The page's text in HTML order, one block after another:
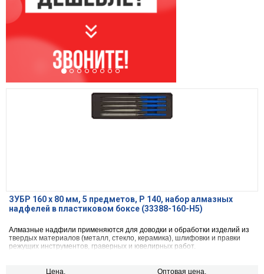
ЗУБР 160 х 80 мм, 5 предметов, P 140, набор алмазных
надфелей в пластиковом боксе (33388-160-H5)
Алмазные надфили применяются для доводки и обработки изделий из
твердых материалов (металл, стекло, керамика), шлифовки и правки
режущих инструментов, граверных и ювелирных работ.
Цена, Оптовая цена,